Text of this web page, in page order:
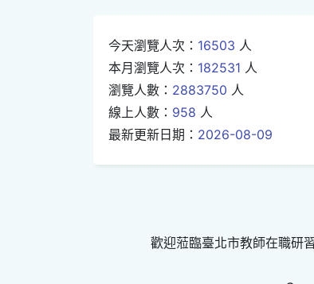
今天瀏覽人次： 16503 人
本月瀏覽人次： 182531 人
瀏覽人數： 2883750 人
線上人數： 958 人
最新更新日期： 2026-08-09
歡迎蒞臨臺北市教師在職